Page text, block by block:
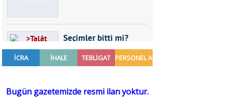
Seçimler bitti mi?
Talât Yörük